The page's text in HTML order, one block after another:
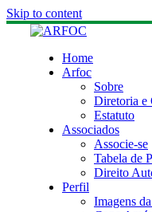
Skip to content
Home
Arfoc
Sobre
Diretoria e
Estatuto
Associados
Associe-se
Tabela de
Direito
Perfil
Imagens